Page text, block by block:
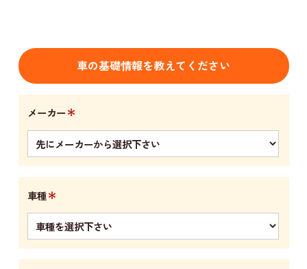
車の基礎情報を教えてください
メーカー＊
車種＊